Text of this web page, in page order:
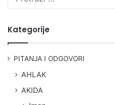
Kategorije
PITANJA I ODGOVORI
AHLAK
AKIDA